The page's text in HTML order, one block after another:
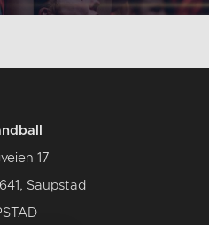
17
Saupstad